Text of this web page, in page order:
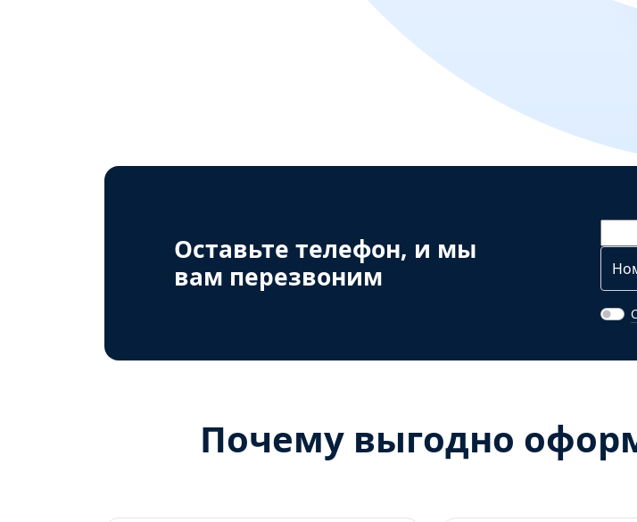
Оставьте телефон, и мы
вам перезвоним
Почему выгодно